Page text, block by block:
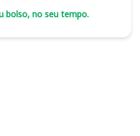
bolso, no seu tempo.